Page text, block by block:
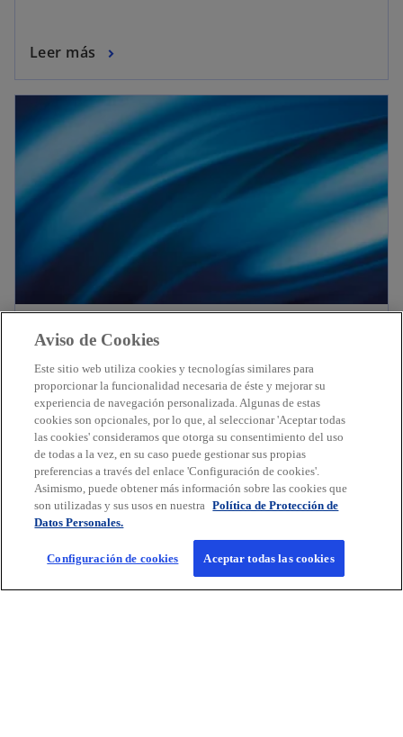
Leer más
Flash | Prodecon: Análisis Sistémico 8/2025
¿Qué implicaciones tiene para la deducción de
gastos de propaganda y publicidad para
efectos del ISR?
Leer más
Aviso de Cookies
Este sitio web utiliza cookies y tecnologías similares para
proporcionar la funcionalidad necesaria de éste y mejorar su
experiencia de navegación personalizada. Algunas de estas
cookies son opcionales, por lo que, al seleccionar 'Aceptar todas
las cookies' consideramos que otorga su consentimiento del uso
de todas a la vez, en su caso puede gestionar sus propias
preferencias a través del enlace 'Configuración de cookies'.
Asimismo, puede obtener más información sobre las cookies que
son utilizadas y sus usos en nuestra Política de Protección de
Datos Personales.
Configuración de cookies Aceptar todas las cookies